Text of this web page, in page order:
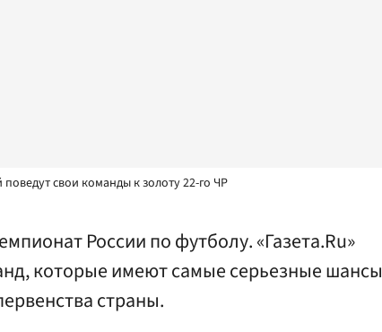
свои команды к золоту 22-го ЧР
России по футболу. «Газета.Ru»
которые имеют самые серьезные шансы
страны.